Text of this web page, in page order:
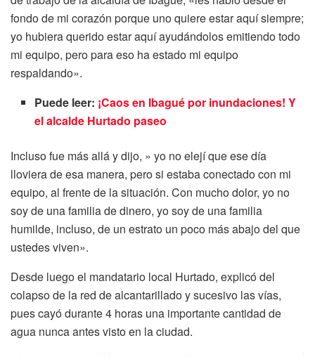
fondo de mi corazón porque uno quiere estar aquí siempre;
yo hubiera querido estar aquí ayudándolos emitiendo todo
mi equipo, pero para eso ha estado mi equipo
respaldando».
Puede leer: ¡Caos en Ibagué por inundaciones! Y
el alcalde Hurtado paseo
Incluso fue más allá y dijo, » yo no elejí que ese día
lloviera de esa manera, pero si estaba conectado con mi
equipo, al frente de la situación. Con mucho dolor, yo no
soy de una familia de dinero, yo soy de una familia
humilde, incluso, de un estrato un poco más abajo del que
ustedes viven».
Desde luego el mandatario local Hurtado, explicó del
colapso de la red de alcantarillado y sucesivo las vías,
pues cayó durante 4 horas una importante cantidad de
agua nunca antes visto en la ciudad.